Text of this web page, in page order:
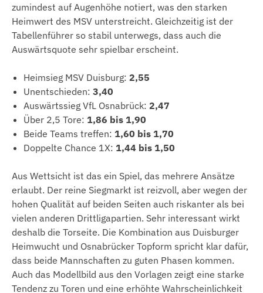
zumindest auf Augenhöhe notiert, was den starken
Heimwert des MSV unterstreicht. Gleichzeitig ist der
Tabellenführer so stabil unterwegs, dass auch die
Auswärtsquote sehr spielbar erscheint.
Heimsieg MSV Duisburg: 2,55
Unentschieden: 3,40
Auswärtssieg VfL Osnabrück: 2,47
Über 2,5 Tore: 1,86 bis 1,90
Beide Teams treffen: 1,60 bis 1,70
Doppelte Chance 1X: 1,44 bis 1,50
Aus Wettsicht ist das ein Spiel, das mehrere Ansätze
erlaubt. Der reine Siegmarkt ist reizvoll, aber wegen der
hohen Qualität auf beiden Seiten auch riskanter als bei
vielen anderen Drittligapartien. Sehr interessant wirkt
deshalb die Torseite. Die Kombination aus Duisburger
Heimwucht und Osnabrücker Topform spricht klar dafür,
dass beide Mannschaften zu guten Phasen kommen.
Auch das Modellbild aus den Vorlagen zeigt eine starke
Tendenz zu Toren und eine erhöhte Wahrscheinlichkeit